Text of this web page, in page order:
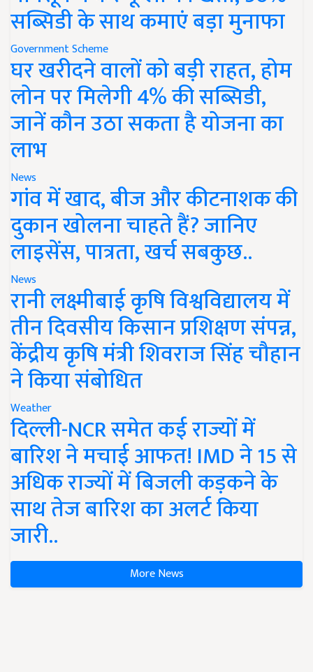
सब्सिडी के साथ कमाएं बड़ा मुनाफा
Government Scheme
घर खरीदने वालों को बड़ी राहत, होम
लोन पर मिलेगी 4% की सब्सिडी,
जानें कौन उठा सकता है योजना का
लाभ
News
गांव में खाद, बीज और कीटनाशक की
दुकान खोलना चाहते हैं? जानिए
लाइसेंस, पात्रता, खर्च सबकुछ..
News
रानी लक्ष्मीबाई कृषि विश्वविद्यालय में
तीन दिवसीय किसान प्रशिक्षण संपन्न,
केंद्रीय कृषि मंत्री शिवराज सिंह चौहान
ने किया संबोधित
Weather
दिल्ली-NCR समेत कई राज्यों में
बारिश ने मचाई आफत! IMD ने 15 से
अधिक राज्यों में बिजली कड़कने के
साथ तेज बारिश का अलर्ट किया
जारी..
More News